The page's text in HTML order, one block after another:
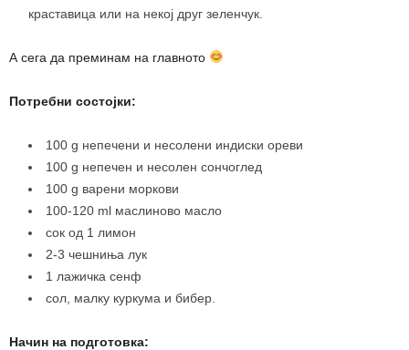
краставица или на некој друг зеленчук.
А сега да преминам на главното
Потребни состојки:
100 g непечени и несолени индиски ореви
100 g непечен и несолен сончоглед
100 g варени моркови
100-120 ml маслиново масло
сок од 1 лимон
2-3 чешниња лук
1 лажичка сенф
сол, малку куркума и бибер.
Начин на подготовка: